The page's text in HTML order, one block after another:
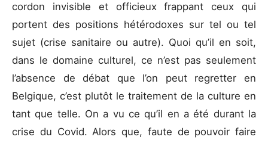
cordon invisible et officieux frappant ceux qui
portent des positions hétérodoxes sur tel ou tel
sujet (crise sanitaire ou autre). Quoi qu’il en soit,
dans le domaine culturel, ce n’est pas seulement
l’absence de débat que l’on peut regretter en
Belgique, c’est plutôt le traitement de la culture en
tant que telle. On a vu ce qu’il en a été durant la
crise du Covid. Alors que, faute de pouvoir faire